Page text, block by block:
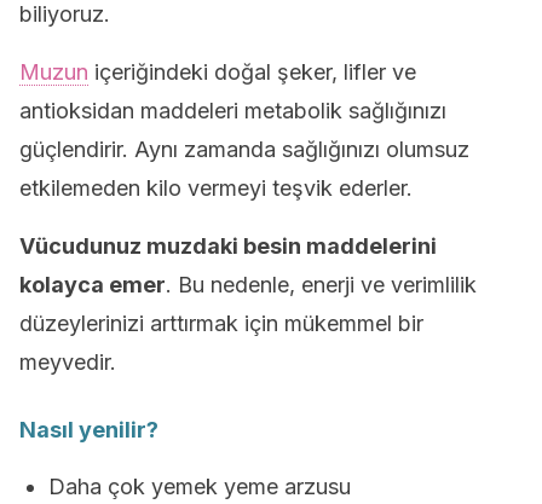
biliyoruz.
Muzun içeriğindeki doğal şeker, lifler ve
antioksidan maddeleri metabolik sağlığınızı
güçlendirir. Aynı zamanda sağlığınızı olumsuz
etkilemeden kilo vermeyi teşvik ederler.
Vücudunuz muzdaki besin maddelerini
kolayca emer. Bu nedenle, enerji ve verimlilik
düzeylerinizi arttırmak için mükemmel bir
meyvedir.
Nasıl yenilir?
Daha çok yemek yeme arzusu